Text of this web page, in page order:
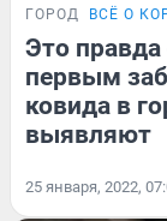
ГОРОД ВСЁ О
Это
первым
ковида в
выявляют
25 января, 2022,